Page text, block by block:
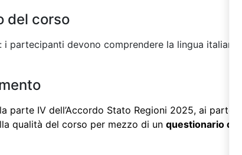
del corso
: i partecipanti devono comprendere la lingua italiana
parte IV dell’Accordo Stato Regioni 2025, ai
qualità del corso per mezzo di un questionario di